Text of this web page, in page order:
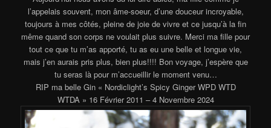
l’appelais souvent, mon âme-soeur, d’une douceur incroyable,
toujours à mes côtés, pleine de joie de vivre et ce jusqu’à la fin
même quand son corps ne voulait plus suivre. Merci ma fille pour
tout ce que tu m’as apporté, tu as eu une belle et longue vie,
mais j’en aurais pris plus, bien plus!!!! Bon voyage, j’espère que
tu seras là pour m’accueillir le moment venu…
RIP ma belle Gin « Nordiclight’s Spicy Ginger WPD WTD
WTDA » 16 Février 2011 – 4 Novembre 2024